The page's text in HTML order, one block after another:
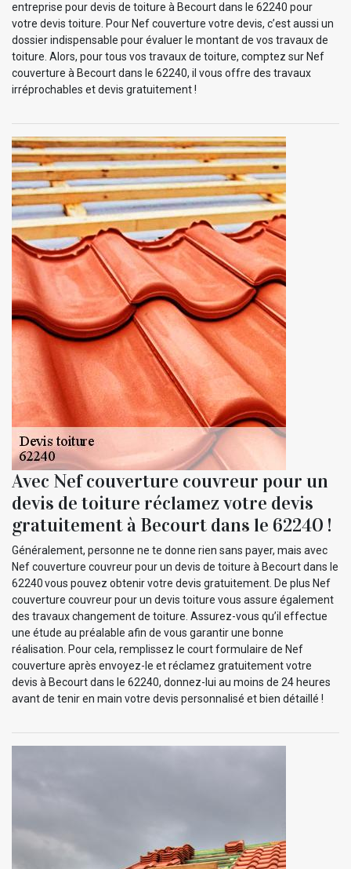
entreprise pour devis de toiture à Becourt dans le 62240 pour
votre devis toiture. Pour Nef couverture votre devis, c’est aussi un
dossier indispensable pour évaluer le montant de vos travaux de
toiture. Alors, pour tous vos travaux de toiture, comptez sur Nef
couverture à Becourt dans le 62240, il vous offre des travaux
irréprochables et devis gratuitement !
Avec Nef couverture couvreur pour un
devis de toiture réclamez votre devis
gratuitement à Becourt dans le 62240 !
Généralement, personne ne te donne rien sans payer, mais avec
Nef couverture couvreur pour un devis de toiture à Becourt dans le
62240 vous pouvez obtenir votre devis gratuitement. De plus Nef
couverture couvreur pour un devis toiture vous assure également
des travaux changement de toiture. Assurez-vous qu’il effectue
une étude au préalable afin de vous garantir une bonne
réalisation. Pour cela, remplissez le court formulaire de Nef
couverture après envoyez-le et réclamez gratuitement votre
devis à Becourt dans le 62240, donnez-lui au moins de 24 heures
avant de tenir en main votre devis personnalisé et bien détaillé !